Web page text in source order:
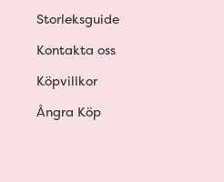
Storleksguide
Kontakta oss
Köpvillkor
Ångra Köp